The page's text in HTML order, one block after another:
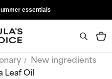
essentials
New ingredients
Leaf Oil